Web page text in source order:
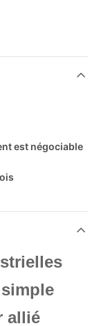
est négociable
allié